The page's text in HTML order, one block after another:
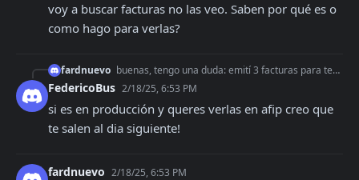
voy a buscar facturas no las veo. Saben por qué es o
como hago para verlas?
fardnuevo buenas, tengo una duda: emití 3 facturas para testear, me devolvió el número de cae y en mi afip si voy a buscar facturas no las veo. Saben por qué es o como ha
FedericoBus 2/18/25, 6:53 PM
si es en producción y queres verlas en afip creo que
te salen al dia siguiente!
fardnuevo 2/18/25, 6:53 PM